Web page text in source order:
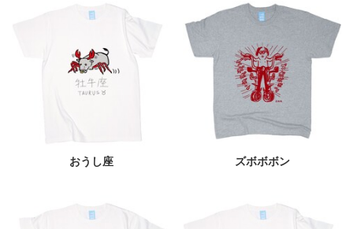
おうし座 ズボボボン